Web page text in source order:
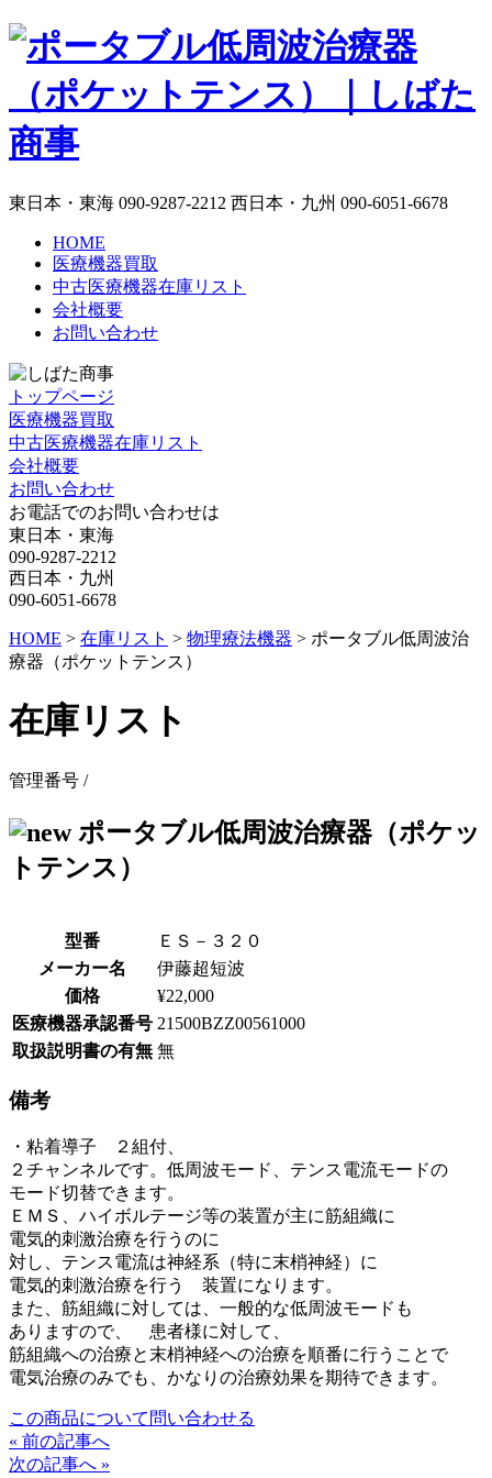
東日本・東海 090-9287-2212 西日本・九州 090-6051-6678
HOME
医療機器買取
中古医療機器在庫リスト
会社概要
お問い合わせ
トップページ
医療機器買取
中古医療機器在庫リスト
会社概要
お問い合わせ
お電話でのお問い合わせは
東日本・東海
090-9287-2212
西日本・九州
090-6051-6678
HOME > 在庫リスト > 物理療法機器 > ポータブル低周波治
療器（ポケットテンス）
在庫リスト
管理番号 /
ポータブル低周波治療器（ポケッ
トテンス）
型番
ＥＳ－３２０
メーカー名
伊藤超短波
価格
¥22,000
医療機器承認番号 21500BZZ00561000
取扱説明書の有無 無
備考
・粘着導子 ２組付、
２チャンネルです。低周波モード、テンス電流モードの
モード切替できます。
ＥＭＳ、ハイボルテージ等の装置が主に筋組織に
電気的刺激治療を行うのに
対し、テンス電流は神経系（特に末梢神経）に
電気的刺激治療を行う 装置になります。
また、筋組織に対しては、一般的な低周波モードも
ありますので、 患者様に対して、
筋組織への治療と末梢神経への治療を順番に行うことで
電気治療のみでも、かなりの治療効果を期待できます。
この商品について問い合わせる
« 前の記事へ
次の記事へ »